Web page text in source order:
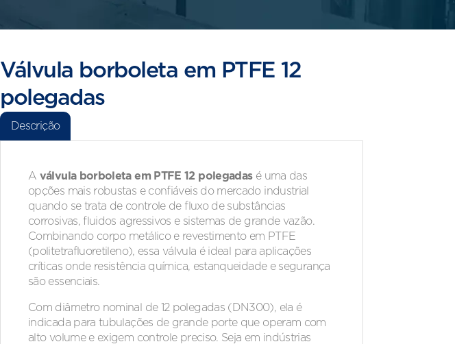
Válvula borboleta em PTFE 12
polegadas
Descrição
A válvula borboleta em PTFE 12 polegadasé uma das
opções mais robustas e confiáveis do mercado industrial
quando se trata de controle de fluxo de substâncias
corrosivas, fluidos agressivos e sistemas de grande vazão.
Combinando corpo metálico e revestimento em PTFE
(politetrafluoretileno), essa válvula é ideal para aplicações
críticas onde resistência química, estanqueidade e segurança
são essenciais.
Com diâmetro nominal de 12 polegadas (DN300), ela é
indicada para tubulações de grande porte que operam com
alto volume e exigem controle preciso. Seja em indústrias